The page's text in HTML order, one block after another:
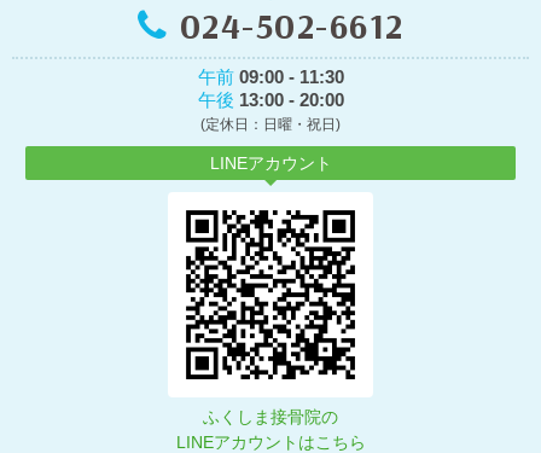
024-502-6612
午前 09:00 - 11:30
午後 13:00 - 20:00
(定休日：日曜・祝日)
LINEアカウント
ふくしま接骨院の
LINEアカウントはこちら